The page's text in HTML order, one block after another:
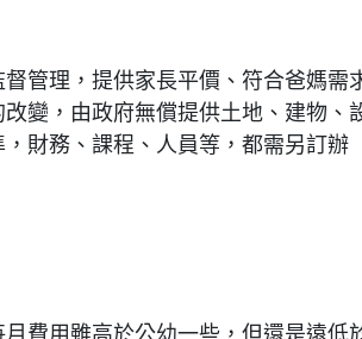
管理，提供家長平價、符合爸媽需
變，由政府無償提供土地、建物、
財務、課程、人員等，都需另訂辦
費用雖高於公幼一些，但還是遠低